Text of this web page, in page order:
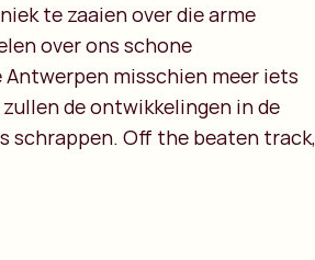
te zaaien over die arme
over ons schone
misschien meer iets
de ontwikkelingen in de
schrappen. Off the beaten track,